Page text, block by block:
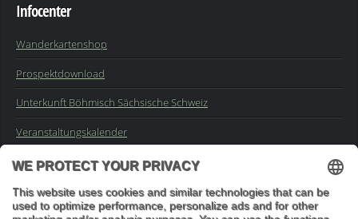
Infocenter
Wanderkartenshop
Prospektdownload
Unterkunft Böhmisch Sächsische Schweiz
Veranstaltungskalender
Impressum